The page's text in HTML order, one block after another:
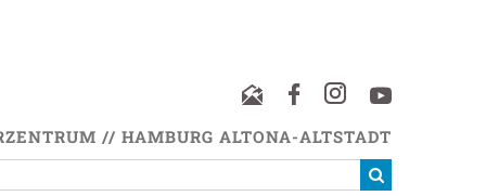
// HAMBURG ALTONA-ALTSTADT